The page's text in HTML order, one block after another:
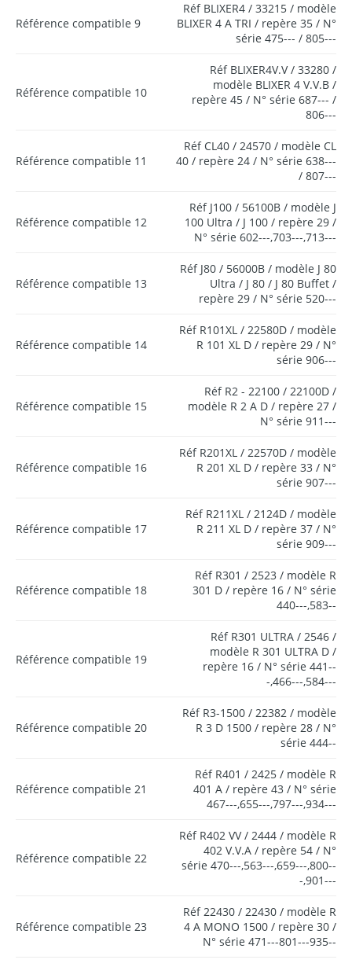
Référence compatible 9
Réf BLIXER4 / 33215 / modèle
BLIXER 4 A TRI / repère 35 / N°
série 475--- / 805---
Référence compatible 10
Réf BLIXER4V.V / 33280 /
modèle BLIXER 4 V.V.B /
repère 45 / N° série 687--- /
806---
Référence compatible 11
Réf CL40 / 24570 / modèle CL
40 / repère 24 / N° série 638---
/ 807---
Référence compatible 12
Réf J100 / 56100B / modèle J
100 Ultra / J 100 / repère 29 /
N° série 602---,703---,713---
Référence compatible 13
Réf J80 / 56000B / modèle J 80
Ultra / J 80 / J 80 Buffet /
repère 29 / N° série 520---
Référence compatible 14
Réf R101XL / 22580D / modèle
R 101 XL D / repère 29 / N°
série 906---
Référence compatible 15
Réf R2 - 22100 / 22100D /
modèle R 2 A D / repère 27 /
N° série 911---
Référence compatible 16
Réf R201XL / 22570D / modèle
R 201 XL D / repère 33 / N°
série 907---
Référence compatible 17
Réf R211XL / 2124D / modèle
R 211 XL D / repère 37 / N°
série 909---
Référence compatible 18
Réf R301 / 2523 / modèle R
301 D / repère 16 / N° série
440---,583--
Référence compatible 19
Réf R301 ULTRA / 2546 /
modèle R 301 ULTRA D /
repère 16 / N° série 441--
-,466---,584---
Référence compatible 20
Réf R3-1500 / 22382 / modèle
R 3 D 1500 / repère 28 / N°
série 444--
Référence compatible 21
Réf R401 / 2425 / modèle R
401 A / repère 43 / N° série
467---,655---,797---,934---
Référence compatible 22
Réf R402 VV / 2444 / modèle R
402 V.V.A / repère 54 / N°
série 470---,563---,659---,800--
-,901---
Référence compatible 23
Réf 22430 / 22430 / modèle R
4 A MONO 1500 / repère 30 /
N° série 471---801---935--